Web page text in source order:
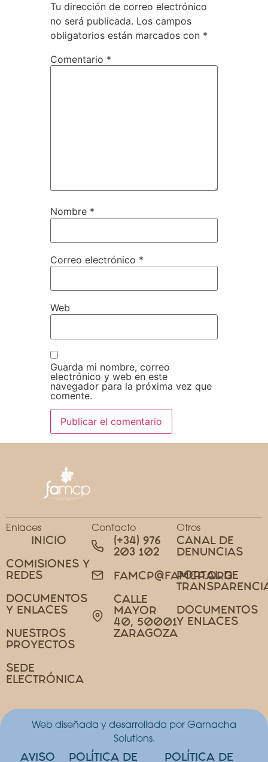
Tu dirección de correo electrónico
no será publicada. Los campos
obligatorios están marcados con *
Comentario *
Nombre *
Correo electrónico *
Web
Guarda mi nombre, correo
electrónico y web en este
navegador para la próxima vez que
comente.
Enlaces
INICIO
COMISIONES Y
REDES
DOCUMENTOS
Y ENLACES
NUESTROS
PROYECTOS
SEDE
ELECTRÓNICA
Contacto
(+34) 976
203 102
FAMCP@FAMCP.ORG
CALLE
MAYOR
40, 50001
ZARAGOZA
Otros
CANAL DE
DENUNCIAS
PORTAL DE
DOCUMENTOS
Y ENLACES
Web diseñada y desarrollada por Garnacha
Solutions.
AVISO POLÍTICA DE POLÍTICA DE